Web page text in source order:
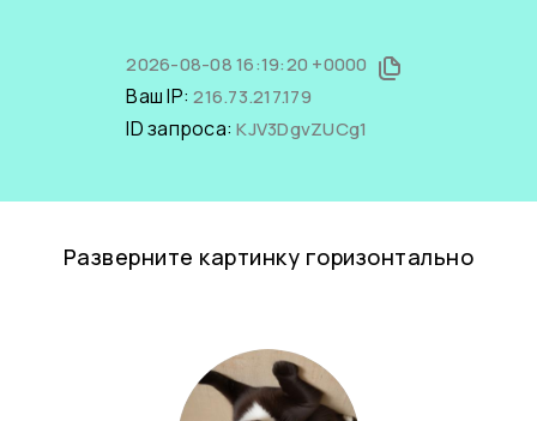
2026-08-08 16:19:20 +0000
Ваш IP:216.73.217.179
ID запроса:KJV3DgvZUCg1
Разверните картинку горизонтально